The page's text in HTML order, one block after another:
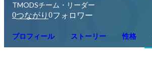
TMODSチーム・リーダー
0つながり 0フォロワー
プロフィール ストーリー 性格